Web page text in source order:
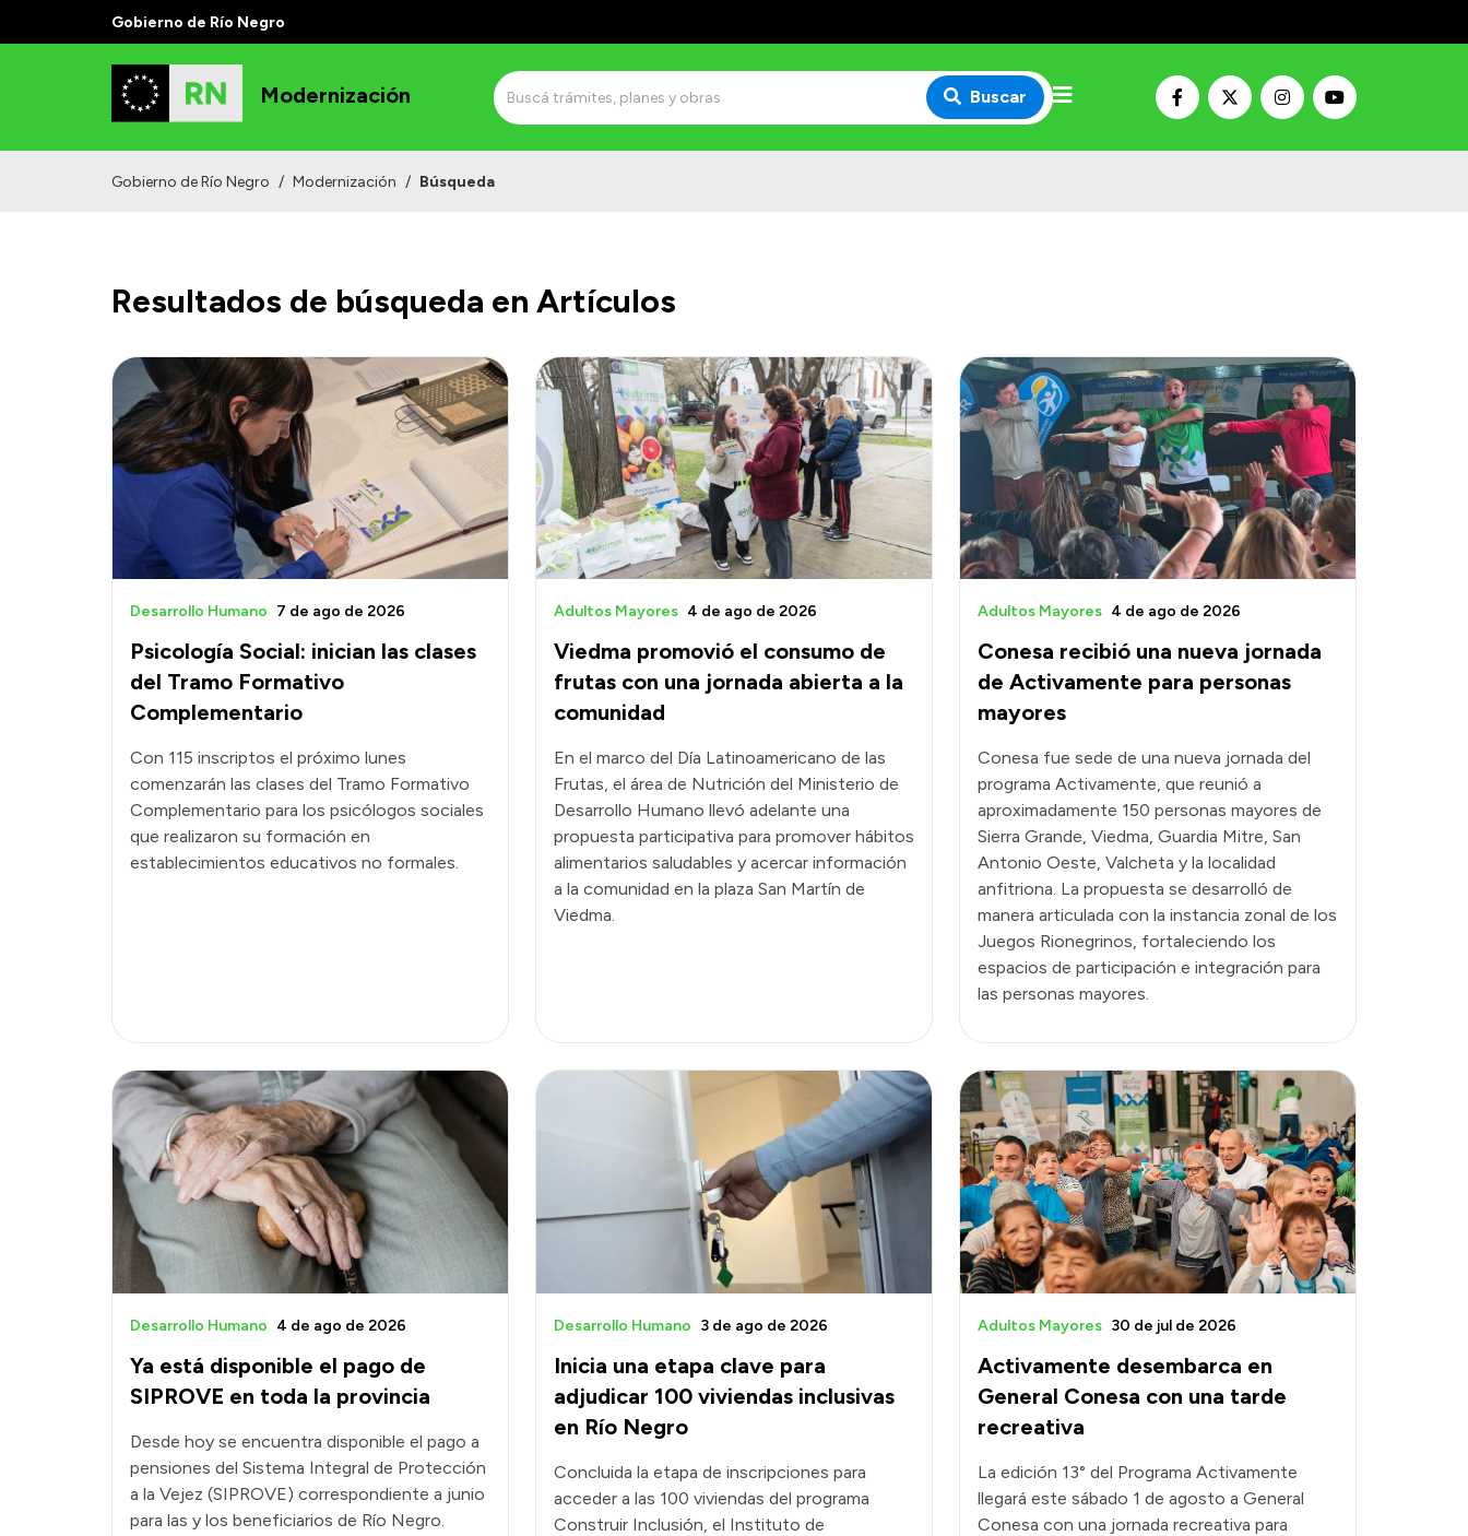
Gobierno de Río Negro
Modernización Buscar
Gobierno de Río Negro / Modernización / Búsqueda
Resultados de búsqueda en Artículos
Psicología Social: inician las clases
del Tramo Formativo
Complementario
Desarrollo Humano 7 de ago de 2026
Con 115 inscriptos el próximo lunes
comenzarán las clases del Tramo Formativo
Complementario para los psicólogos sociales
que realizaron su formación en
establecimientos educativos no formales.
Viedma promovió el consumo de
frutas con una jornada abierta a la
comunidad
Adultos Mayores 4 de ago de 2026
En el marco del Día Latinoamericano de las
Frutas, el área de Nutrición del Ministerio de
Desarrollo Humano llevó adelante una
propuesta participativa para promover hábitos
alimentarios saludables y acercar información
a la comunidad en la plaza San Martín de
Viedma.
Conesa recibió una nueva jornada
de Activamente para personas
mayores
Adultos Mayores 4 de ago de 2026
Conesa fue sede de una nueva jornada del
programa Activamente, que reunió a
aproximadamente 150 personas mayores de
Sierra Grande, Viedma, Guardia Mitre, San
Antonio Oeste, Valcheta y la localidad
anfitriona. La propuesta se desarrolló de
manera articulada con la instancia zonal de los
Juegos Rionegrinos, fortaleciendo los
espacios de participación e integración para
las personas mayores.
Ya está disponible el pago de
SIPROVE en toda la provincia
Desarrollo Humano 4 de ago de 2026
Desde hoy se encuentra disponible el pago a
pensiones del Sistema Integral de Protección
a la Vejez (SIPROVE) correspondiente a junio
para las y los beneficiarios de Río Negro.
Inicia una etapa clave para
adjudicar 100 viviendas inclusivas
en Río Negro
Desarrollo Humano 3 de ago de 2026
Concluida la etapa de inscripciones para
acceder a las 100 viviendas del programa
Construir Inclusión, el Instituto de
Activamente desembarca en
General Conesa con una tarde
recreativa
Adultos Mayores 30 de jul de 2026
La edición 13° del Programa Activamente
llegará este sábado 1 de agosto a General
Conesa con una jornada recreativa para